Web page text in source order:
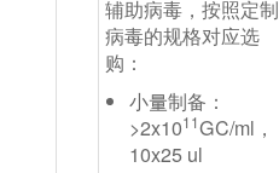
辅助病毒，按照定制
病毒的规格对应选
购：
⼩量制备：
>2x1011GC/ml，
10x25 ul